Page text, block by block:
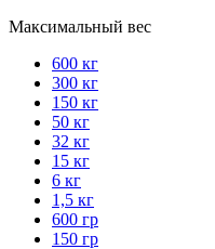
Максимальный вес
600 кг
300 кг
150 кг
50 кг
32 кг
15 кг
6 кг
1,5 кг
600 гр
150 гр